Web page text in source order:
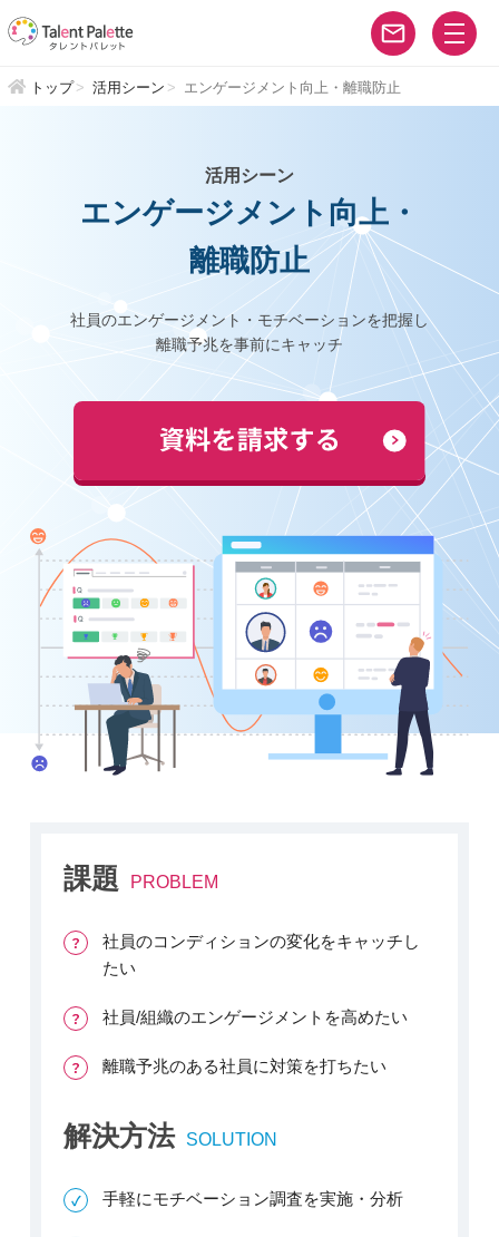
トップ 活用シーン エンゲージメント向上・離職防止
活用シーン
エンゲージメント向上・
離職防止
社員のエンゲージメント・モチベーションを把握し
離職予兆を事前にキャッチ
課題 PROBLEM
社員のコンディションの変化をキャッチし
たい
社員/組織のエンゲージメントを高めたい
離職予兆のある社員に対策を打ちたい
解決方法 SOLUTION
手軽にモチベーション調査を実施・分析